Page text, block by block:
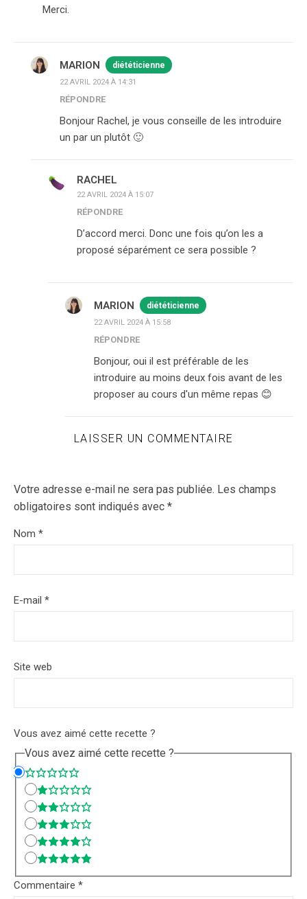
Merci.
MARION diététicienne
22 AVRIL 2024 À 14:31
RÉPONDRE
Bonjour Rachel, je vous conseille de les introduire
un par un plutôt 🙂
RACHEL
22 AVRIL 2024 À 15:07
RÉPONDRE
D’accord merci. Donc une fois qu’on les a
proposé séparément ce sera possible ?
MARION diététicienne
22 AVRIL 2024 À 15:58
RÉPONDRE
Bonjour, oui il est préférable de les
introduire au moins deux fois avant de les
proposer au cours d'un même repas 😊
LAISSER UN COMMENTAIRE
Votre adresse e-mail ne sera pas publiée. Les champs
obligatoires sont indiqués avec *
Nom *
E-mail *
Site web
Vous avez aimé cette recette ?
Vous avez aimé cette recette ?
Commentaire *